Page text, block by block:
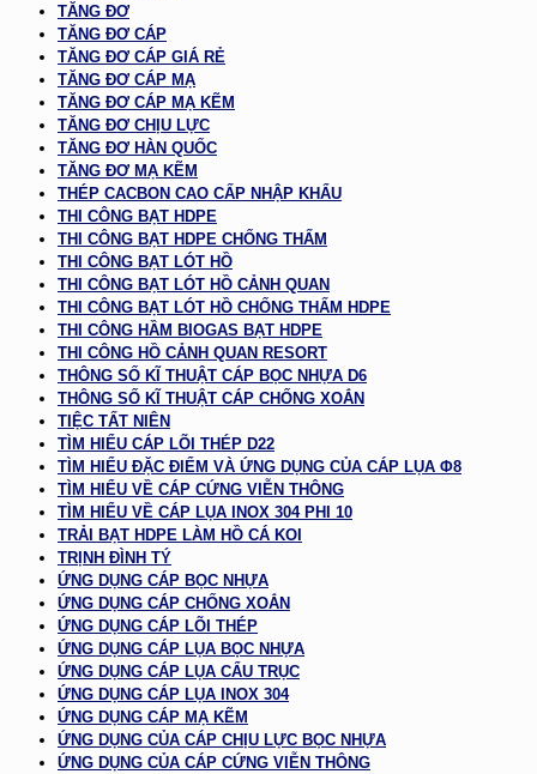
TĂNG ĐƠ
TĂNG ĐƠ CÁP
TĂNG ĐƠ CÁP GIÁ RẺ
TĂNG ĐƠ CÁP MẠ
TĂNG ĐƠ CÁP MẠ KẼM
TĂNG ĐƠ CHỊU LỰC
TĂNG ĐƠ HÀN QUỐC
TĂNG ĐƠ MẠ KẼM
THÉP CACBON CAO CẤP NHẬP KHẨU
THI CÔNG BẠT HDPE
THI CÔNG BẠT HDPE CHỐNG THẤM
THI CÔNG BẠT LÓT HỒ
THI CÔNG BẠT LÓT HỒ CẢNH QUAN
THI CÔNG BẠT LÓT HỒ CHỐNG THẤM HDPE
THI CÔNG HẦM BIOGAS BẠT HDPE
THI CÔNG HỒ CẢNH QUAN RESORT
THÔNG SỐ KĨ THUẬT CÁP BỌC NHỰA D6
THÔNG SỐ KĨ THUẬT CÁP CHỐNG XOẮN
TIỆC TẤT NIÊN
TÌM HIỂU CÁP LÕI THÉP D22
TÌM HIỂU ĐẶC ĐIỂM VÀ ỨNG DỤNG CỦA CÁP LỤA Φ8
TÌM HIỂU VỀ CÁP CỨNG VIỄN THÔNG
TÌM HIỂU VỀ CÁP LỤA INOX 304 PHI 10
TRẢI BẠT HDPE LÀM HỒ CÁ KOI
TRỊNH ĐÌNH TÝ
ỨNG DỤNG CÁP BỌC NHỰA
ỨNG DỤNG CÁP CHỐNG XOẮN
ỨNG DỤNG CÁP LÕI THÉP
ỨNG DỤNG CÁP LỤA BỌC NHỰA
ỨNG DỤNG CÁP LỤA CẨU TRỤC
ỨNG DỤNG CÁP LỤA INOX 304
ỨNG DỤNG CÁP MẠ KẼM
ỨNG DỤNG CỦA CÁP CHỊU LỰC BỌC NHỰA
ỨNG DỤNG CỦA CÁP CỨNG VIỄN THÔNG